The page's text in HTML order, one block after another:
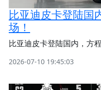
比亚迪皮卡登陆国
场！
比亚迪皮卡登陆国内，方
2026-07-10 19:45:03